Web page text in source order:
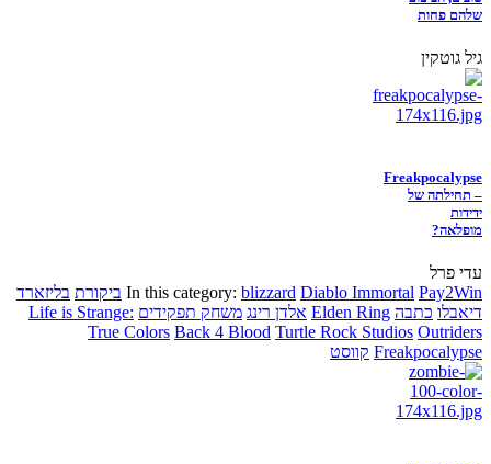
שלהם פחות
גיל גוטקין
Freakpocalypse
– תחילתה של
ידידות
מופלאה?
עדי פרל
In this category: blizzard Diablo Immortal Pay2Win ביקורת בליזארד
דיאבלו כתבה Elden Ring אלדן רינג משחק תפקידים Life is Strange:
True Colors Back 4 Blood Turtle Rock Studios Outriders
Freakpocalypse קווסט